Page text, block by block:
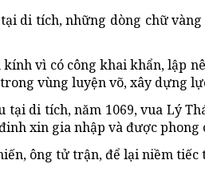
di tích, những dòng chữ
vì có công khai khẩn, lập
vùng luyện võ, xây dựng
di tích, năm 1069, vua Lý
xin gia nhập và được
ông tử trận, để lại niềm